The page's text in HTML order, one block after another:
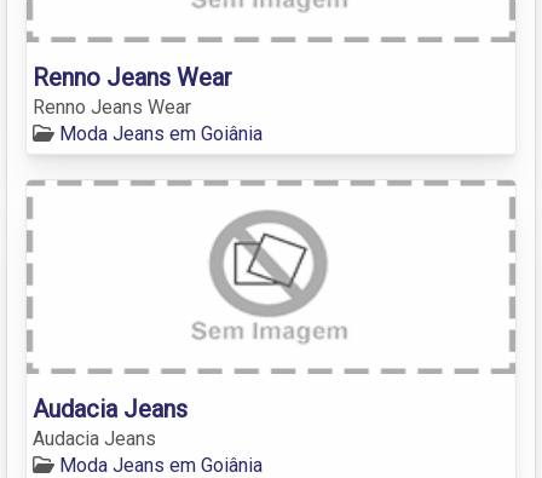
Renno Jeans Wear
Renno Jeans Wear
Moda Jeans em Goiânia
Audacia Jeans
Audacia Jeans
Moda Jeans em Goiânia